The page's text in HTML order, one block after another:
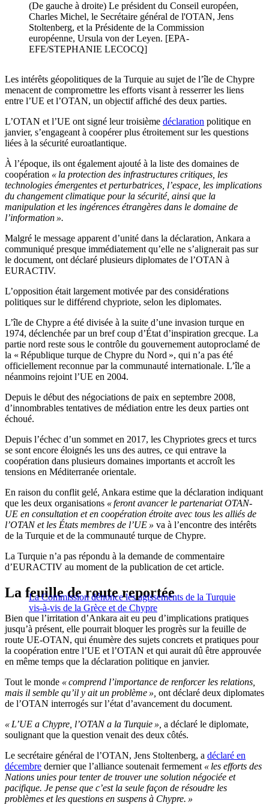
(De gauche à droite) Le président du Conseil européen,
Charles Michel, le Secrétaire général de l'OTAN, Jens
Stoltenberg, et la Présidente de la Commission
européenne, Ursula von der Leyen. [EPA-
EFE/STEPHANIE LECOCQ]
Les intérêts géopolitiques de la Turquie au sujet de l’île de Chypre
menacent de compromettre les efforts visant à resserrer les liens
entre l’UE et l’OTAN, un objectif affiché des deux parties.
L’OTAN et l’UE ont signé leur troisième déclaration politique en
janvier, s’engageant à coopérer plus étroitement sur les questions
liées à la sécurité euroatlantique.
À l’époque, ils ont également ajouté à la liste des domaines de
coopération « la protection des infrastructures critiques, les
technologies émergentes et perturbatrices, l’espace, les implications
du changement climatique pour la sécurité, ainsi que la
manipulation et les ingérences étrangères dans le domaine de
l’information ».
Malgré le message apparent d’unité dans la déclaration, Ankara a
communiqué presque immédiatement qu’elle ne s’alignerait pas sur
le document, ont déclaré plusieurs diplomates de l’OTAN à
EURACTIV.
L’opposition était largement motivée par des considérations
politiques sur le différend chypriote, selon les diplomates.
L’île de Chypre a été divisée à la suite d’une invasion turque en
1974, déclenchée par un bref coup d’État d’inspiration grecque. La
partie nord reste sous le contrôle du gouvernement autoproclamé de
la « République turque de Chypre du Nord », qui n’a pas été
officiellement reconnue par la communauté internationale. L’île a
néanmoins rejoint l’UE en 2004.
Depuis le début des négociations de paix en septembre 2008,
d’innombrables tentatives de médiation entre les deux parties ont
échoué.
Depuis l’échec d’un sommet en 2017, les Chypriotes grecs et turcs
se sont encore éloignés les uns des autres, ce qui entrave la
coopération dans plusieurs domaines importants et accroît les
tensions en Méditerranée orientale.
En raison du conflit gelé, Ankara estime que la déclaration indiquant
que les deux organisations « feront avancer le partenariat OTAN-
UE en consultation et en coopération étroite avec tous les alliés de
l’OTAN et les États membres de l’UE » va à l’encontre des intérêts
de la Turquie et de la communauté turque de Chypre.
La Turquie n’a pas répondu à la demande de commentaire
d’EURACTIV au moment de la publication de cet article.
La Commission dénonce les agissements de la Turquie
vis-à-vis de la Grèce et de Chypre
La feuille de route reportée
Bien que l’irritation d’Ankara ait eu peu d’implications pratiques
jusqu’à présent, elle pourrait bloquer les progrès sur la feuille de
route UE-OTAN, qui énumère des sujets concrets et pratiques pour
la coopération entre l’UE et l’OTAN et qui aurait dû être approuvée
en même temps que la déclaration politique en janvier.
Tout le monde « comprend l’importance de renforcer les relations,
mais il semble qu’il y ait un problème », ont déclaré deux diplomates
de l’OTAN interrogés sur l’état d’avancement du document.
« L’UE a Chypre, l’OTAN a la Turquie », a déclaré le diplomate,
soulignant que la question venait des deux côtés.
Le secrétaire général de l’OTAN, Jens Stoltenberg, a déclaré en
décembre dernier que l’alliance soutenait fermement « les efforts des
Nations unies pour tenter de trouver une solution négociée et
pacifique. Je pense que c’est la seule façon de résoudre les
problèmes et les questions en suspens à Chypre. »